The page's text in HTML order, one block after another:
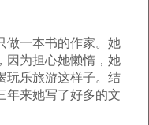
做一本书的作家。她
因为担心她懒惰，她
玩乐旅游这样子。结
年来她写了好多的文